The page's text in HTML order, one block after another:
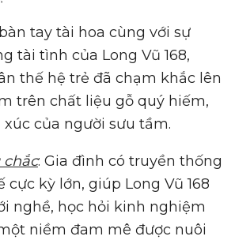
tay tài hoa cùng với sự
tài tình của Long Vũ 168,
thế hệ trẻ đã chạm khắc lên
trên chất liệu gỗ quý hiếm,
của người sưu tầm.
chắc: Gia đình có truyền thống
cực kỳ lớn, giúp Long Vũ 168
nghề, học hỏi kinh nghiệm
niềm đam mê được nuôi